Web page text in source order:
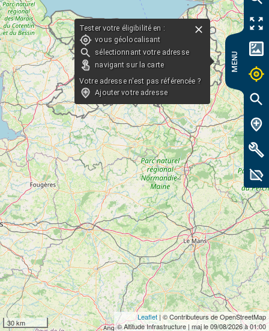
MENU
30 km
Leaflet| © Contributeurs de OpenStreetMap
© Altitude Infrastructure | maj le 09/08/2026 à 01:00
Tester votre éligibilité en :
vous géolocalisant
sélectionnant votre adresse
navigant sur la carte
Votre adresse n'est pas référencée ?
Ajouter votre adresse